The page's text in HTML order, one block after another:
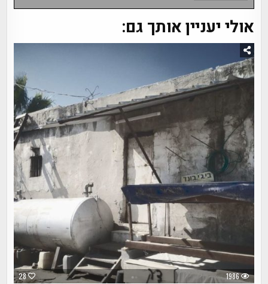
אולי יעניין אותך גם:
28 1986